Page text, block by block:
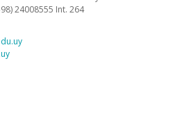
24008555 Int. 264